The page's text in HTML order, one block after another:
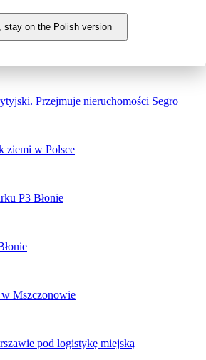
stay on the Polish version
się z najnowszymi informacjami
rynku komercyjnym, nowymi projektami
wydarzeniami i zmianami na naszym
Przejmuje nieruchomości Segro
ziemi w Polsce
P3 Błonie
Mszczonowie
pod logistykę miejską